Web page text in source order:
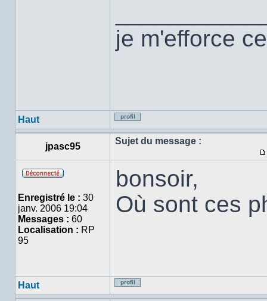
je m'efforce
Haut
Profil
jpasc95
Sujet du message :
ligne
Enregistré le : 30
janv. 2006 19:04
Messages : 60
Localisation : RP
95
bonsoir,
Où sont ces
Haut
Profil